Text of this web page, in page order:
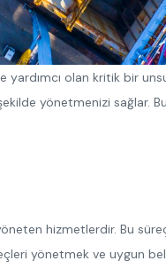
olan kritik bir
yönetmenizi sağlar.
hizmetlerdir. Bu
yönetmek ve uygun